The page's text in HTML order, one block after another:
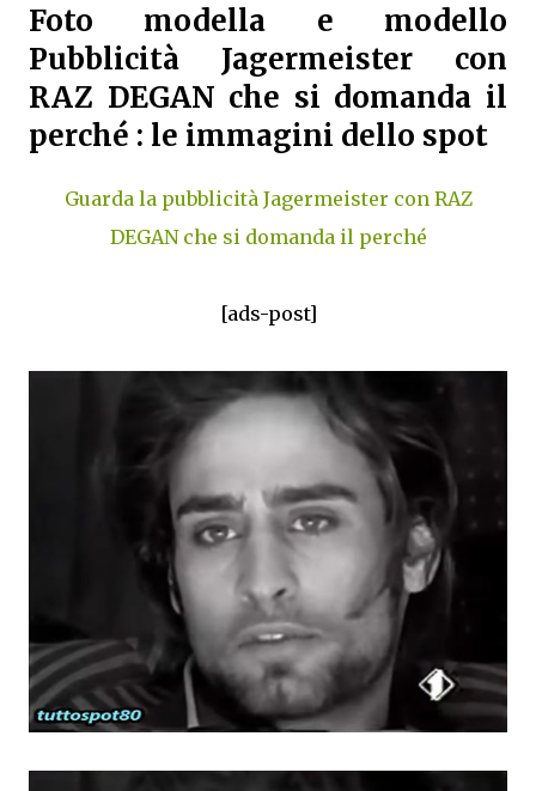
Foto modella e modello
Pubblicità Jagermeister con
RAZ DEGAN che si domanda il
perché : le immagini dello spot
Guarda la pubblicità Jagermeister con RAZ
DEGAN che si domanda il perché
[ads-post]